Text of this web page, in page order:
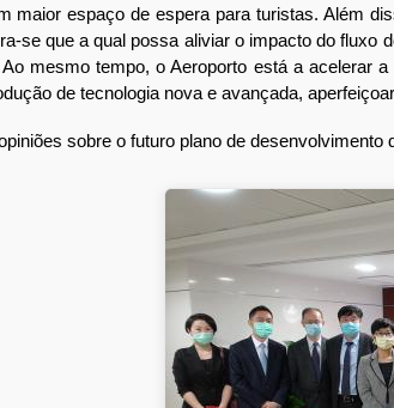
maior espaço de espera para turistas. Além
se que a qual possa aliviar o impacto do
mesmo tempo, o Aeroporto está a acelerar
de tecnologia nova e avançada,
sobre o futuro plano de desenvolvimento